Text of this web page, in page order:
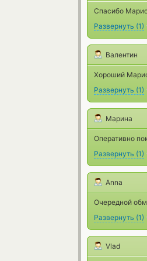
Спасибо
Развернуть (1)
Валентин
Хороший
Развернуть (1)
Марина
Оперативно
Развернуть (1)
Anna
Очередной
Развернуть (1)
Vlad